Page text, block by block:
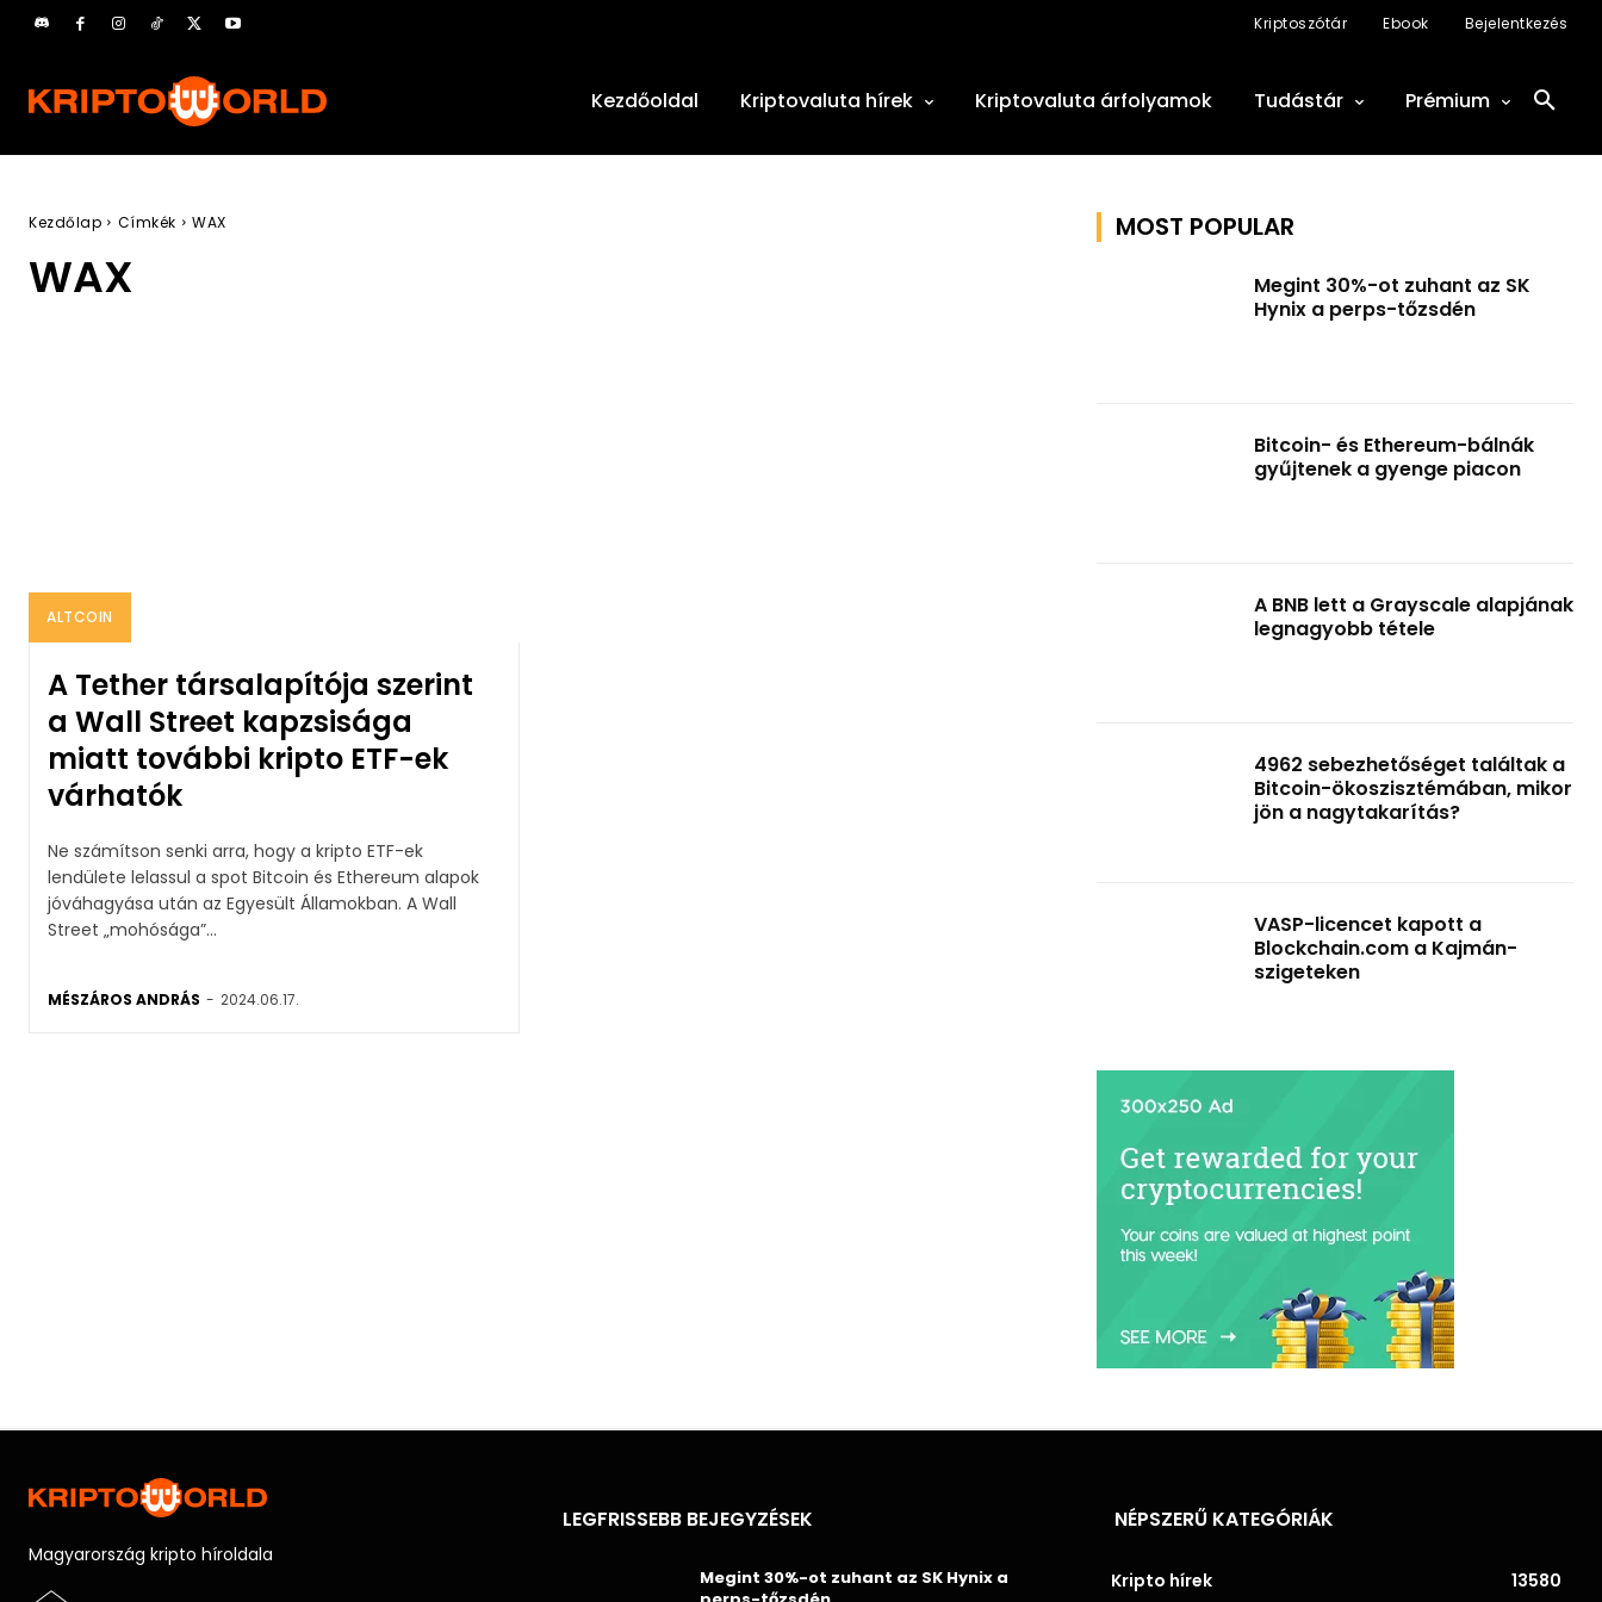
Kriptoszótár Ebook Bejelentkezés
Kezdőoldal Kriptovaluta hírek Kriptovaluta árfolyamok Tudástár Prémium
Kezdőlap Címkék WAX
WAX
ALTCOIN
A Tether társalapítója szerint
a Wall Street kapzsisága
miatt további kripto ETF-ek
várhatók
Ne számítson senki arra, hogy a kripto ETF-ek
lendülete lelassul a spot Bitcoin és Ethereum alapok
jóváhagyása után az Egyesült Államokban. A Wall
Street „mohósága”...
MÉSZÁROS ANDRÁS - 2024.06.17.
MOST POPULAR
Megint 30%-ot zuhant az SK
Hynix a perps-tőzsdén
Bitcoin- és Ethereum-bálnák
gyűjtenek a gyenge piacon
A BNB lett a Grayscale alapjának
legnagyobb tétele
4962 sebezhetőséget találtak a
Bitcoin-ökoszisztémában, mikor
jön a nagytakarítás?
VASP-licencet kapott a
Blockchain.com a Kajmán-
szigeteken
Magyarország kripto híroldala
LEGFRISSEBB BEJEGYZÉSEK
Megint 30%-ot zuhant az SK Hynix a
NÉPSZERŰ KATEGÓRIÁK
Kripto hírek 13580